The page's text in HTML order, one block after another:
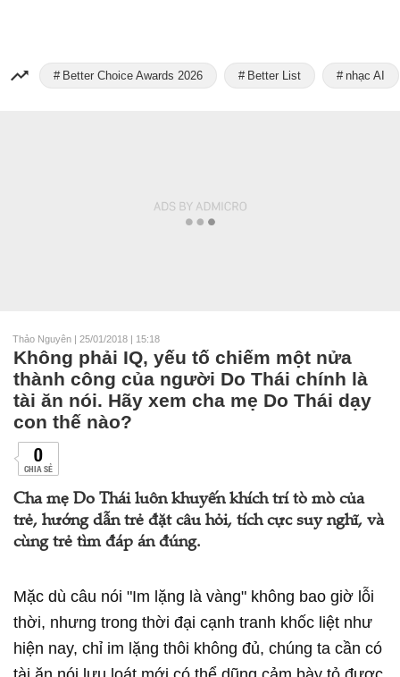
Better Choice Awards 2026 Better List nhạc AI
Thảo Nguyên | 25/01/2018 | 15:18
Không phải IQ, yếu tố chiếm một nửa
thành công của người Do Thái chính là
tài ăn nói. Hãy xem cha mẹ Do Thái dạy
con thế nào?
0
CHIA SẺ
Cha mẹ Do Thái luôn khuyến khích trí tò mò của
trẻ, hướng dẫn trẻ đặt câu hỏi, tích cực suy nghĩ, và
cùng trẻ tìm đáp án đúng.
Mặc dù câu nói "Im lặng là vàng" không bao giờ lỗi
thời, nhưng trong thời đại cạnh tranh khốc liệt như
hiện nay, chỉ im lặng thôi không đủ, chúng ta cần có